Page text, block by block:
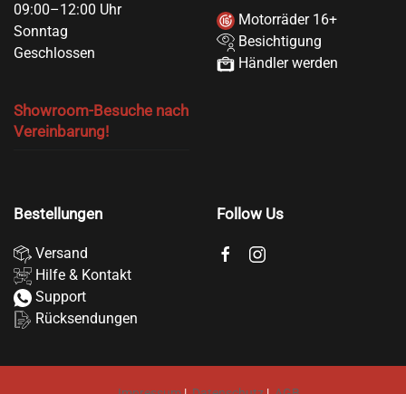
09:00–12:00 Uhr
Sonntag
Geschlossen
Showroom-Besuche nach
Vereinbarung!
Motorräder 16+
Besichtigung
Händler werden
Bestellungen
Versand
Hilfe & Kontakt
Support
Rücksendungen
Follow Us